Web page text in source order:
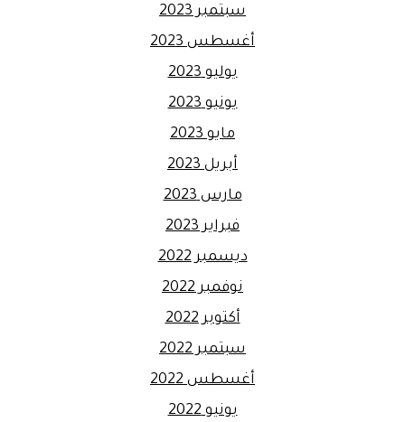
سبتمبر 2023
أغسطس 2023
يوليو 2023
يونيو 2023
مايو 2023
أبريل 2023
مارس 2023
فبراير 2023
ديسمبر 2022
نوفمبر 2022
أكتوبر 2022
سبتمبر 2022
أغسطس 2022
يونيو 2022